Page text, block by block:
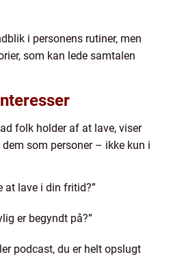
i personens rutiner, men
som kan lede samtalen
folk holder af at lave, viser
som personer – ikke kun i
at lave i din fritid?”
er begyndt på?”
podcast, du er helt opslugt